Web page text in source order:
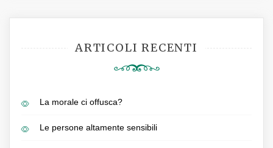
ARTICOLI RECENTI
La morale ci offusca?
Le persone altamente sensibili